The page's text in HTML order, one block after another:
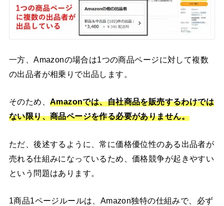
一方、Amazonの場合は1つの商品ページに対して複数
の出品者が相乗りで出品します。
そのため、 Amazonでは、自社商品を販売するわけでは
ない限り、商品ページを作る必要がありません。
ただ、後述するように、常に価格優位性のある出品者が
売れる仕組みになっているため、価格競争が起きやすい
という問題はあります。
1商品1ページルールは、Amazon独特の仕組みで、必ず